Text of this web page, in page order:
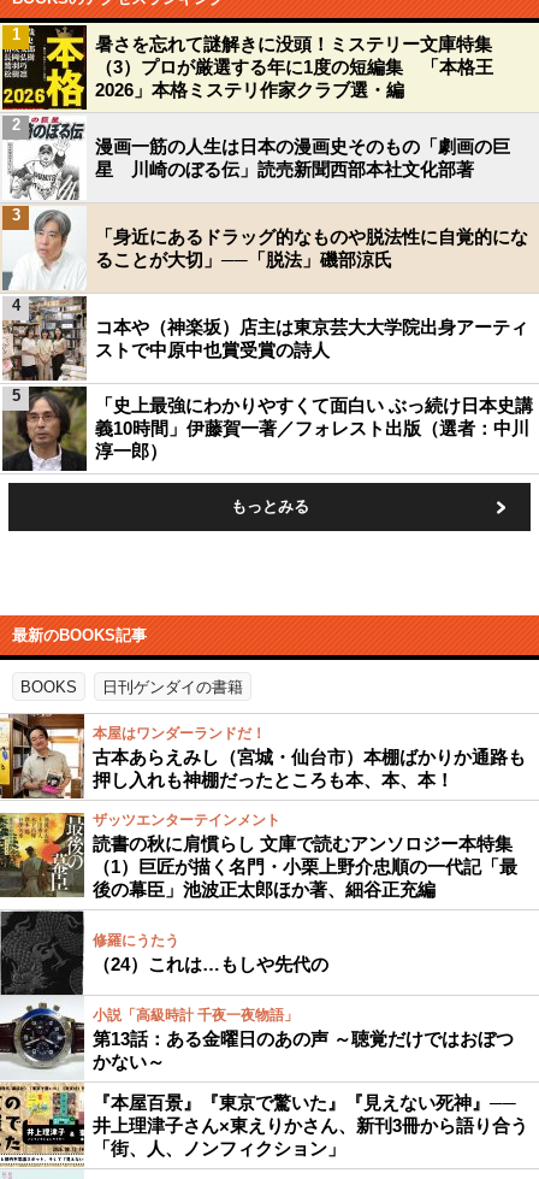
暑さを忘れて謎解きに没頭！ミステリー文庫特集
（3）プロが厳選する年に1度の短編集 「本格王
2026」本格ミステリ作家クラブ選・編
1
漫画一筋の人生は日本の漫画史そのもの「劇画の巨
星 川崎のぼる伝」読売新聞西部本社文化部著
2
「身近にあるドラッグ的なものや脱法性に自覚的にな
ることが大切」──「脱法」磯部涼氏
3
コ本や（神楽坂）店主は東京芸大大学院出身アーティ
ストで中原中也賞受賞の詩人
4
「史上最強にわかりやすくて面白い ぶっ続け日本史講
義10時間」伊藤賀一著／フォレスト出版（選者：中川
淳一郎）
5
もっとみる
最新のBOOKS記事
BOOKS 日刊ゲンダイの書籍
本屋はワンダーランドだ！
古本あらえみし（宮城・仙台市）本棚ばかりか通路も
押し入れも神棚だったところも本、本、本！
ザッツエンターテインメント
読書の秋に肩慣らし 文庫で読むアンソロジー本特集
（1）巨匠が描く名門・小栗上野介忠順の一代記「最
後の幕臣」池波正太郎ほか著、細谷正充編
修羅にうたう
（24）これは…もしや先代の
小説「高級時計 千夜一夜物語」
第13話：ある金曜日のあの声 ～聴覚だけではおぼつ
かない～
『本屋百景』『東京で驚いた』『見えない死神』──
井上理津子さん×東えりかさん、新刊3冊から語り合う
「街、人、ノンフィクション」